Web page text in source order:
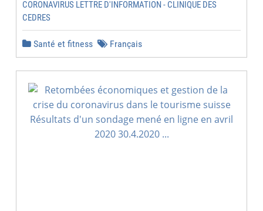
CORONAVIRUS LETTRE D'INFORMATION - CLINIQUE DES
CEDRES
Santé et fitness Français